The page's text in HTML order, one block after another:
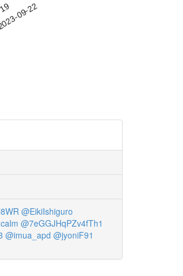
09-22
@EikiIshiguro
@7eGGJHqPZv4fTh1
@imua_apd @jyoniF91